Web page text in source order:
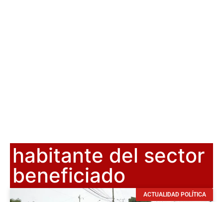
habitante del sector
beneficiado
ACTUALIDAD POLÍTICA